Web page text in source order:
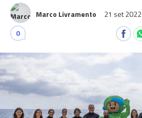
Marco Livramento 21 set 2022
0